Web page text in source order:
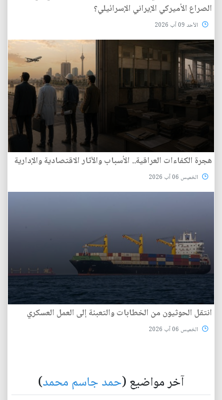
الصراع الأميركي الإيراني الإسرائيلي؟
الأحد 09 آب 2026
هجرة الكفاءات العراقية.. الأسباب والآثار الاقتصادية والإدارية
الخميس 06 آب 2026
انتقل الحوثيون من الخطابات والتعبئة إلى العمل العسكري
الخميس 06 آب 2026
آخر مواضيع (حمد جاسم محمد)